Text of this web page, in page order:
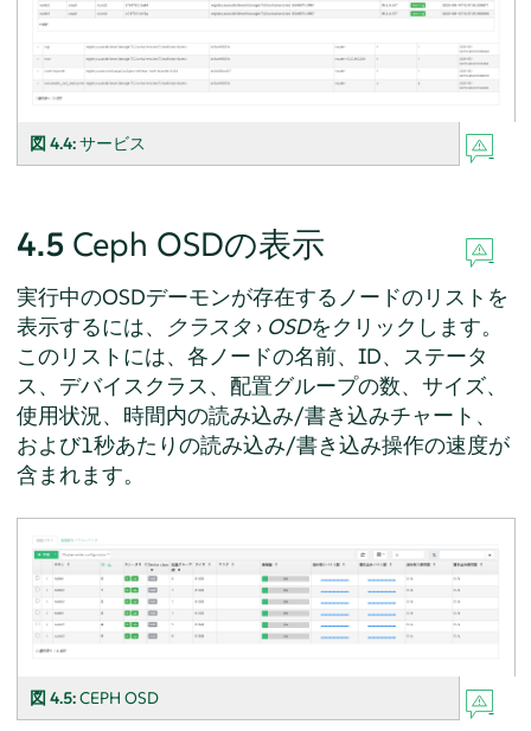
図 4.4:サービス
4.5 Ceph OSDの表示
実行中のOSDデーモンが存在するノードのリストを
表示するには、
クラスタ› OSDをクリックします。
このリストには、各ノードの名前、ID、ステータ
ス、デバイスクラス、配置グループの数、サイズ、
使用状況、時間内の読み込み/書き込みチャート、
および1秒あたりの読み込み/書き込み操作の速度が
含まれます。
図 4.5:CEPH OSD